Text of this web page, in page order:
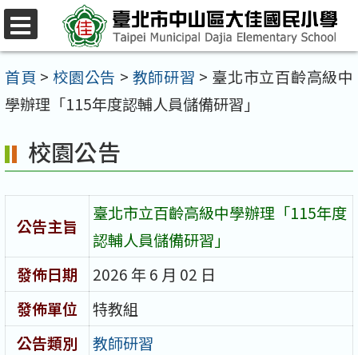
跳
至
主
要
容
區
首頁 > 校園公告 > 教師研習 > 臺北市立百齡高級中
學辦理「115年度認輔人員儲備研習」
校園公告
公告主旨
臺北市立百齡高級中學辦理「115年度
認輔人員儲備研習」
發佈日期
2026 年 6 月 02 日
發佈單位
特教組
公告類別
教師研習
選
單